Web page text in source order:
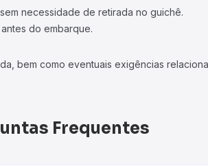
necessidade de retirada no guichê.
do embarque.
bem como eventuais exigências
Frequentes